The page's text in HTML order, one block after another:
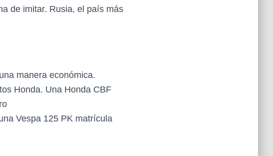
de imitar. Rusia, el país más
manera económica.
Honda. Una Honda CBF
Vespa 125 PK matrícula